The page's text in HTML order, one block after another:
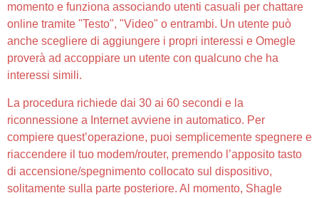
momento e funziona associando utenti casuali per chattare
online tramite "Testo", "Video" o entrambi. Un utente può
anche scegliere di aggiungere i propri interessi e Omegle
proverà ad accoppiare un utente con qualcuno che ha
interessi simili.
La procedura richiede dai 30 ai 60 secondi e la
riconnessione a Internet avviene in automatico. Per
compiere quest’operazione, puoi semplicemente spegnere e
riaccendere il tuo modem/router, premendo l’apposito tasto
di accensione/spegnimento collocato sul dispositivo,
solitamente sulla parte posteriore. Al momento, Shagle